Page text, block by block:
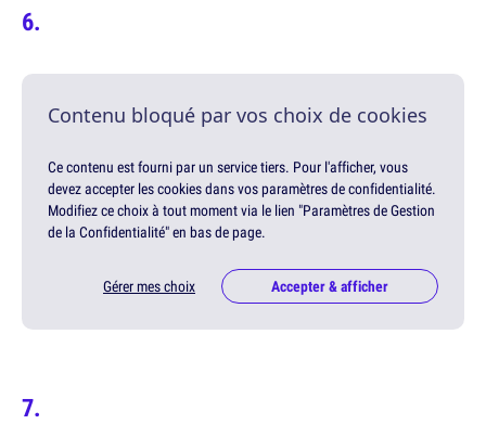
Contenu bloqué par vos choix de cookies
Ce contenu est fourni par un service tiers. Pour l'afficher, vous
devez accepter les cookies dans vos paramètres de confidentialité.
Modifiez ce choix à tout moment via le lien "Paramètres de Gestion
de la Confidentialité" en bas de page.
Gérer mes choix Accepter & afficher